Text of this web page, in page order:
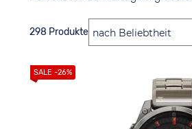
298 Produkte